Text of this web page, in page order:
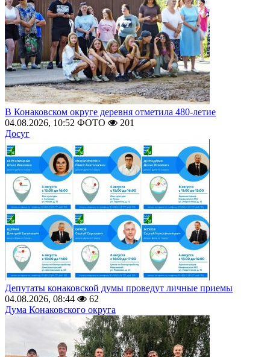
В Конаковском округе деревня отметила 480-летие
04.08.2026, 10:52 ФОТО
201
Досуг
Депутаты конаковской думы проведут личные приемы
04.08.2026, 08:44
62
Дума Конаковского округа